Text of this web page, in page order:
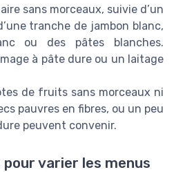
sans morceaux, suivie d’un
tranche de jambon blanc,
ou des pâtes blanches.
à pâte dure ou un laitage
de fruits sans morceaux ni
pauvres en fibres, ou un peu
peuvent convenir.
varier les menus